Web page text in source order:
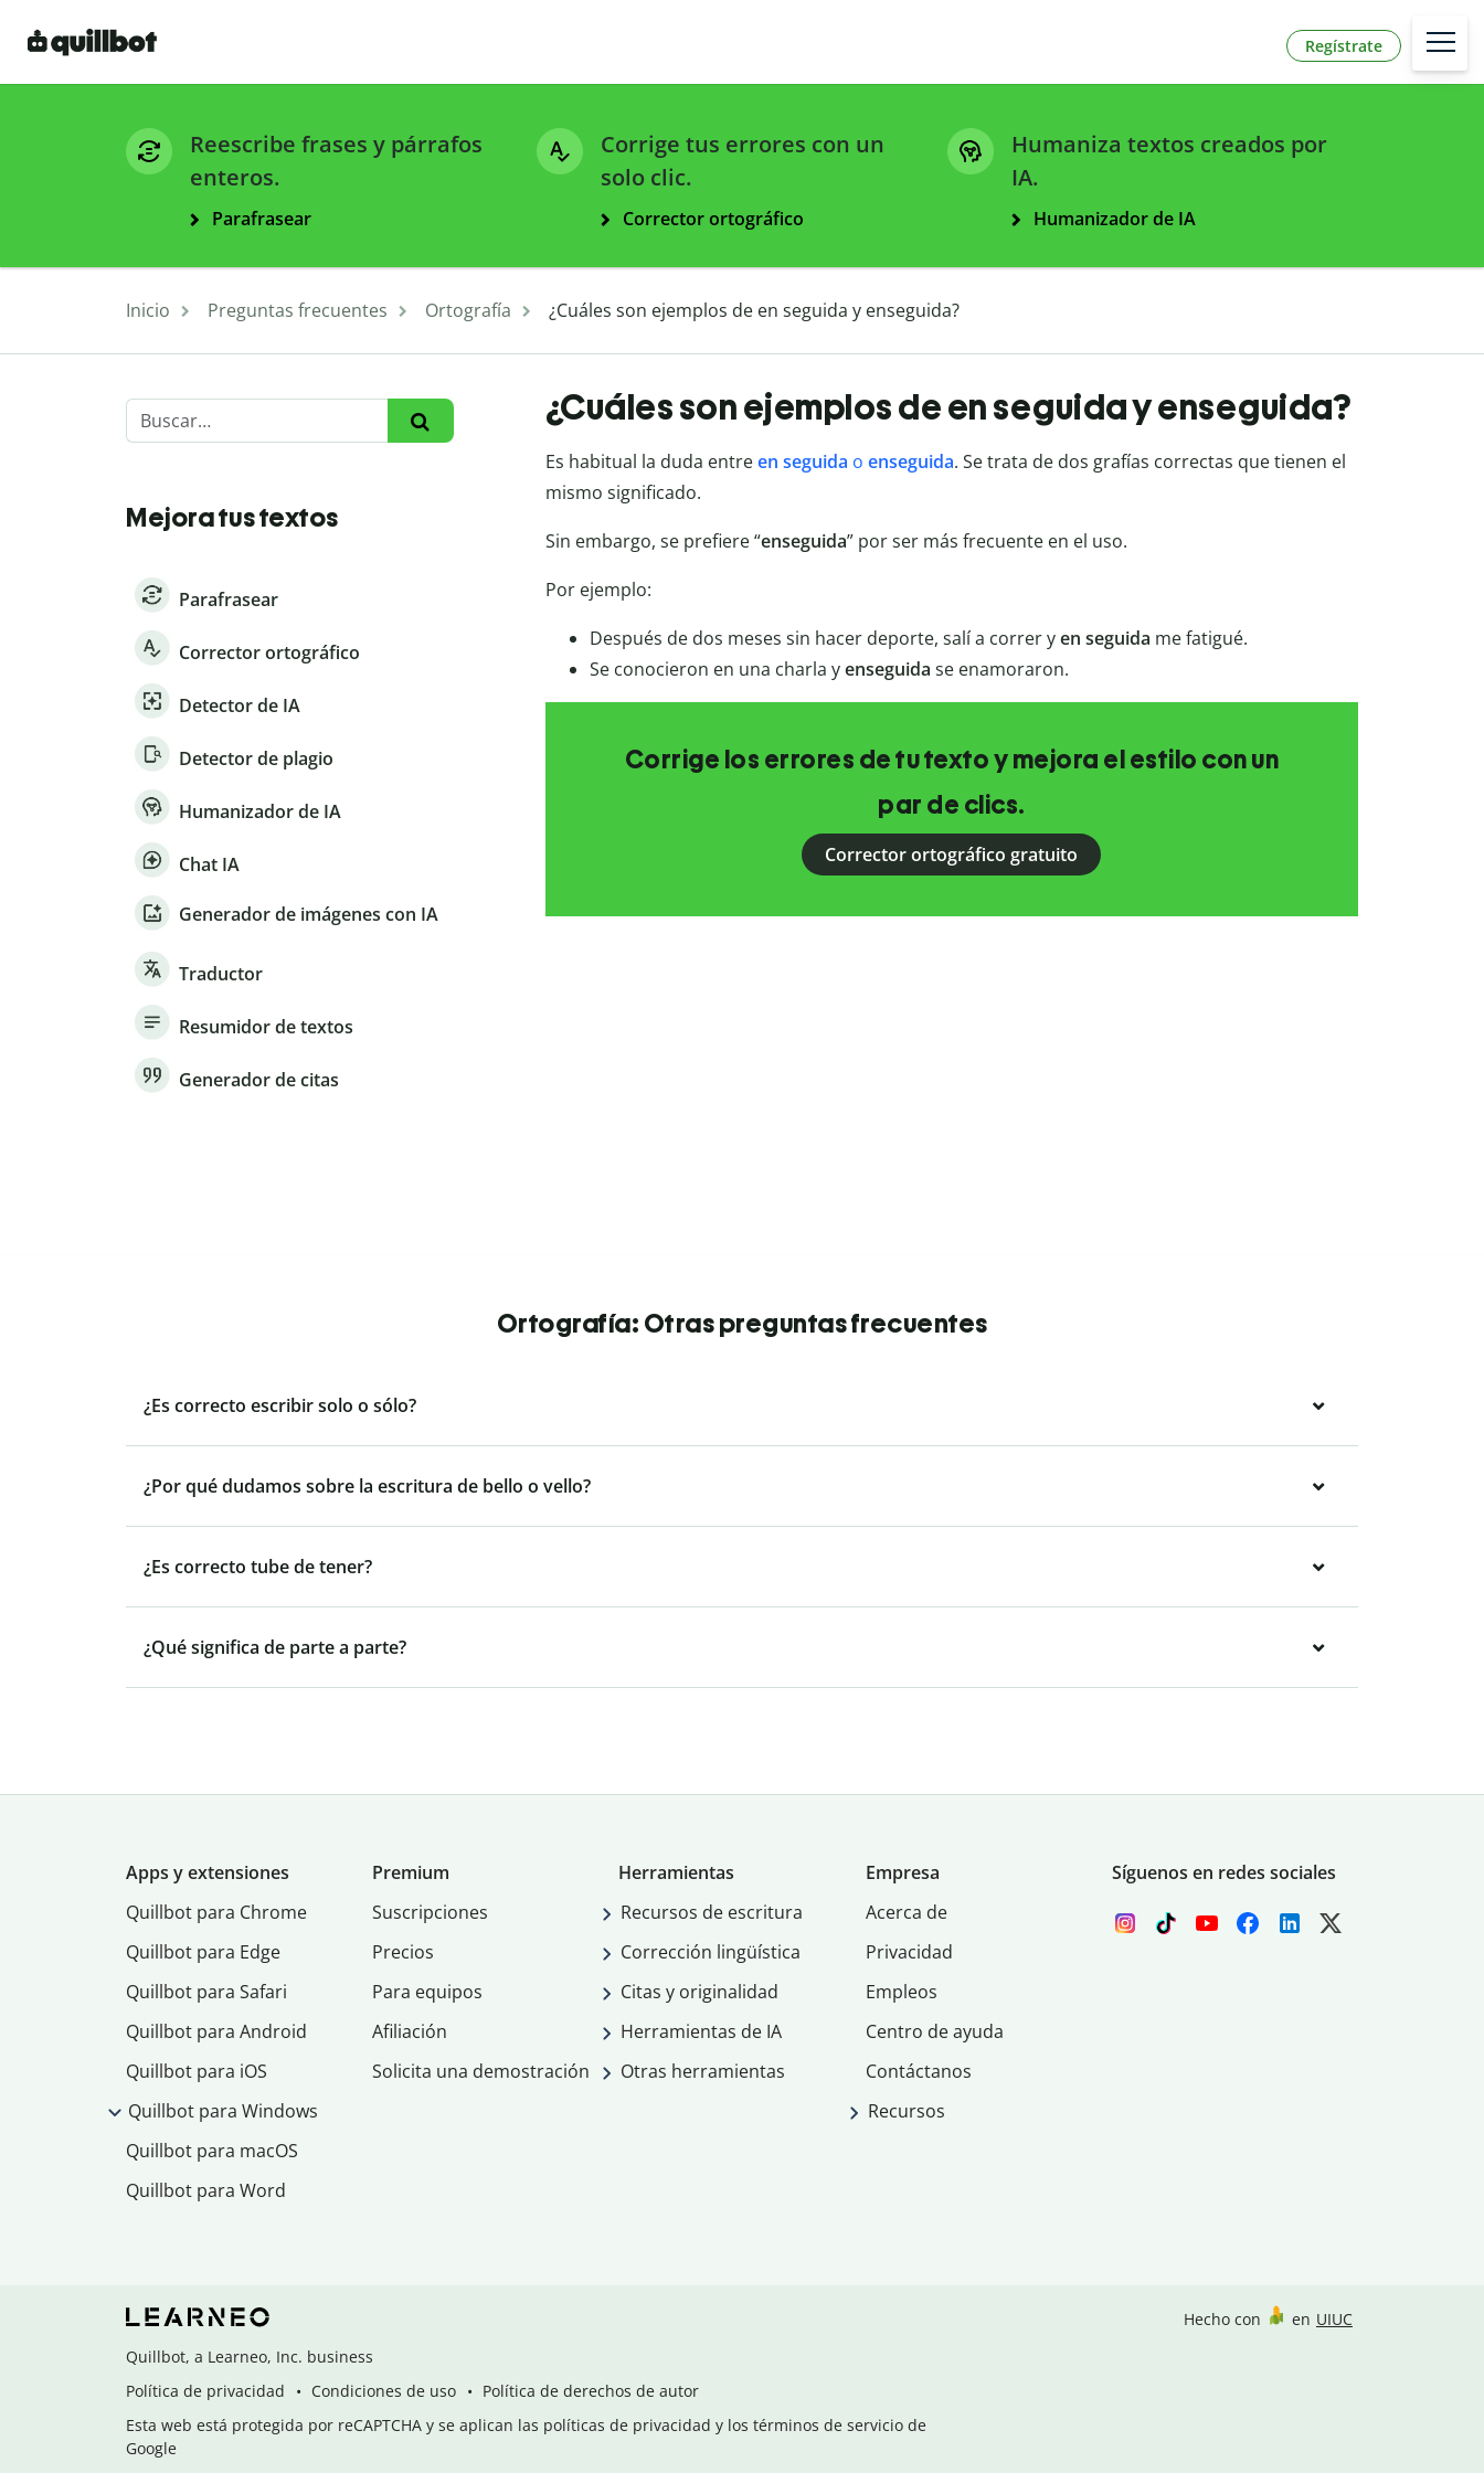
Regístrate
Reescribe frases y párrafos
enteros.
Parafrasear
Corrige tus errores con un
solo clic.
Corrector ortográfico
Humaniza textos creados por
IA.
Humanizador de IA
Inicio Preguntas frecuentes Ortografía ¿Cuáles son ejemplos de en seguida y enseguida?
Mejora tus textos
Parafrasear
Corrector ortográfico
Detector de IA
Detector de plagio
Humanizador de IA
Chat IA
Generador de imágenes con IA
Traductor
Resumidor de textos
Generador de citas
¿Cuáles son ejemplos de en seguida y enseguida?
Es habitual la duda entreen seguida o enseguida. Se trata de dos grafías correctas que tienen el
mismo significado.
Sin embargo, se prefiere “enseguida” por ser más frecuente en el uso.
Por ejemplo:
Después de dos meses sin hacer deporte, salí a correr yen seguida me fatigué.
Se conocieron en una charla yenseguida se enamoraron.
Corrige los errores de tu texto y mejora el estilo con un
par de clics.
Corrector ortográfico gratuito
Ortografía: Otras preguntas frecuentes
¿Es correcto escribir solo o sólo?
¿Por qué dudamos sobre la escritura de bello o vello?
¿Es correcto tube de tener?
¿Qué significa de parte a parte?
Apps y extensiones
Quillbot para Chrome
Quillbot para Edge
Quillbot para Safari
Quillbot para Android
Quillbot para iOS
Quillbot para Windows
Quillbot para macOS
Quillbot para Word
Premium
Suscripciones
Precios
Para equipos
Afiliación
Solicita una demostración
Herramientas
Recursos de escritura
Corrección lingüística
Citas y originalidad
Herramientas de IA
Otras herramientas
Empresa
Acerca de
Privacidad
Empleos
Centro de ayuda
Contáctanos
Recursos
Síguenos en redes sociales
Quillbot, a Learneo, Inc. business
Política de privacidad
Condiciones de uso
Política de derechos de autor
Esta web está protegida por reCAPTCHA y se aplican las políticas de privacidad y los términos de servicio de
Google
Hecho con en UIUC